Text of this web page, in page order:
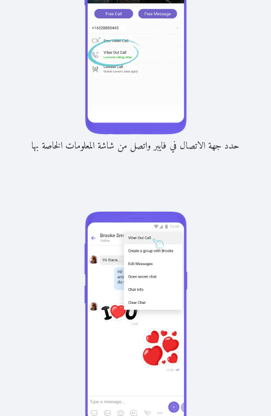
حدد جهة الاتصال في فايبر واتصل من شاشة المعلومات الخاصة بها